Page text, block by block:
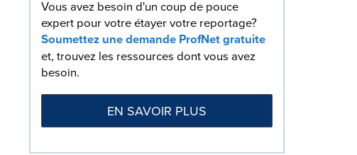
Vous avez besoin d'un coup de pouce
expert pour votre étayer votre reportage?
Soumettez une demande ProfNet gratuite
et, trouvez les ressources dont vous avez
besoin.
EN SAVOIR PLUS